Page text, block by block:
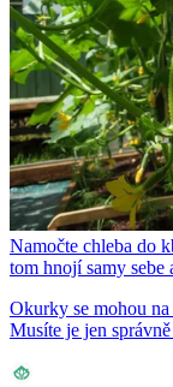
Namočte chleba do
tom hnojí samy sebe
Okurky se mohou
Musíte je jen